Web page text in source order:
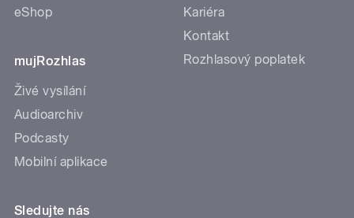
eShop
mujRozhlas
Živé vysílání
Audioarchiv
Podcasty
Mobilní aplikace
Kariéra
Kontakt
Rozhlasový poplatek
Sledujte nás